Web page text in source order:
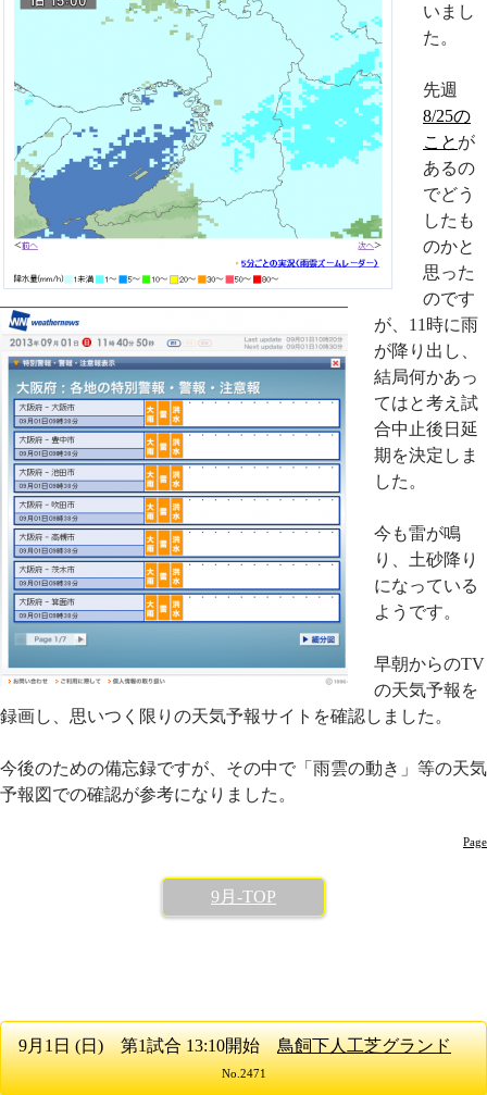
いまし
た。
先週
8/25の
こと が
あるの
でどう
したも
のかと
思った
のです
が、11時に雨
が降り出し、
結局何かあっ
てはと考え試
合中止後日延
期を決定しま
した。
今も雷が鳴
り、土砂降り
になっている
ようです。
早朝からのTV
の天気予報を
録画し、思いつく限りの天気予報サイトを確認しました。
今後のための備忘録ですが、その中で「雨雲の動き」等の天気
予報図での確認が参考になりました。
Page
9月-TOP
9月1日 (日) 第1試合 13:10開始鳥飼下人工芝グランド
No.2471